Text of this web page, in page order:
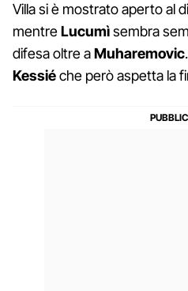
Villa si è mostrato aperto al
mentreLucumìsembra
difesa oltre aMuharemovic
Kessiéche però aspetta la